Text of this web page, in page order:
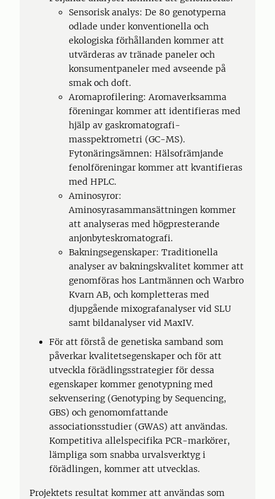
Sensorisk analys: De 80 genotyperna
odlade under konventionella och
ekologiska förhållanden kommer att
utvärderas av tränade paneler och
konsumentpaneler med avseende på
smak och doft.
Aromaprofilering: Aromaverksamma
föreningar kommer att identifieras med
hjälp av gaskromatografi-
masspektrometri (GC-MS).
Fytonäringsämnen: Hälsofrämjande
fenolföreningar kommer att kvantifieras
med HPLC.
Aminosyror:
Aminosyrasammansättningen kommer
att analyseras med högpresterande
anjonbyteskromatografi.
Bakningsegenskaper: Traditionella
analyser av bakningskvalitet kommer att
genomföras hos Lantmännen och Warbro
Kvarn AB, och kompletteras med
djupgående mixografanalyser vid SLU
samt bildanalyser vid MaxIV.
För att förstå de genetiska samband som
påverkar kvalitetsegenskaper och för att
utveckla förädlingsstrategier för dessa
egenskaper kommer genotypning med
sekvensering (Genotyping by Sequencing,
GBS) och genomomfattande
associationsstudier (GWAS) att användas.
Kompetitiva allelspecifika PCR-markörer,
lämpliga som snabba urvalsverktyg i
förädlingen, kommer att utvecklas.
Projektets resultat kommer att användas som